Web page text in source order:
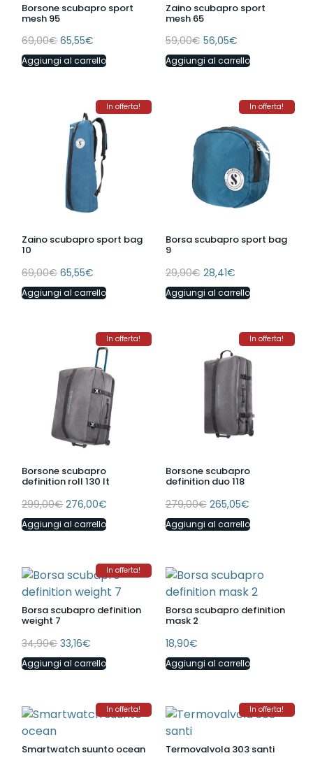
Borsone scubapro sport
mesh 95
69,00€ 65,55€
Aggiungi al carrello
Zaino scubapro sport
mesh 65
59,00€ 56,05€
Aggiungi al carrello
In offerta!
Zaino scubapro sport bag
10
69,00€ 65,55€
Aggiungi al carrello
In offerta!
Borsa scubapro sport bag
9
29,90€ 28,41€
Aggiungi al carrello
In offerta!
Borsone scubapro
definition roll 130 lt
299,00€ 276,00€
Aggiungi al carrello
In offerta!
Borsone scubapro
definition duo 118
279,00€ 265,05€
Aggiungi al carrello
In offerta!
Borsa scubapro definition
weight 7
34,90€ 33,16€
Aggiungi al carrello
Borsa scubapro definition
mask 2
18,90€
Aggiungi al carrello
In offerta!
Smartwatch suunto ocean
In offerta!
Termovalvola 303 santi